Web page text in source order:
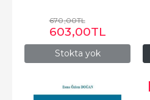
Stokta yok
670,00TL
603,00TL